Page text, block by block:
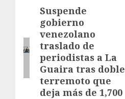
Suspende
gobierno
venezolano
traslado de
periodistas a La
Guaira tras doble
terremoto que
deja más de 1,700